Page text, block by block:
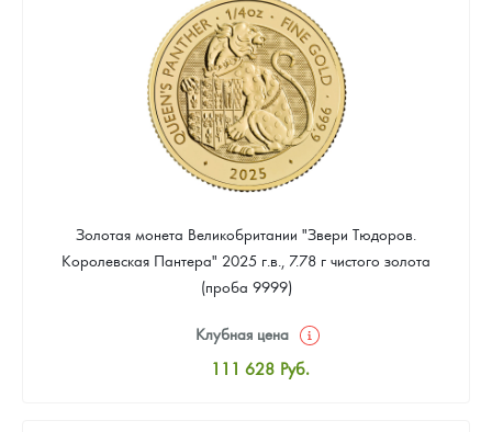
Звоните
Золотая монета Великобритании "Звери Тюдоров.
Королевская Пантера" 2025 г.в., 7.78 г чистого золота
(проба 9999)
Клубная цена
111 628 Руб.